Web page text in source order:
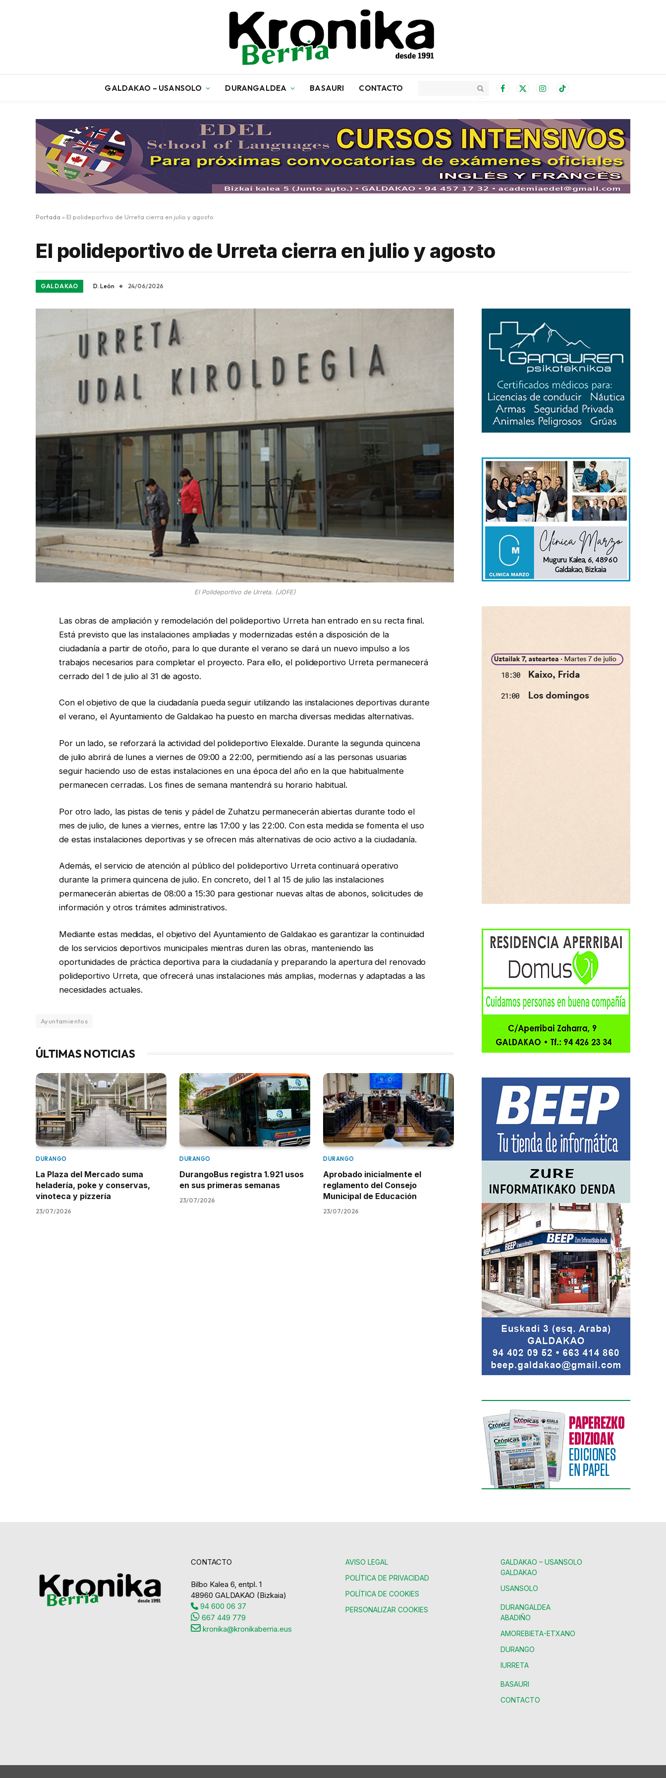
GALDAKAO – USANSOLO DURANGALDEA BASAURI CONTACTO Facebook
X
InstagramTikTok
Portada » El polideportivo de Urreta cierra en julio y agosto
El polideportivo de Urreta cierra en julio y agosto
GALDAKAO D. León 24/06/2026
El Polideportivo de Urreta. (JOFE)
Las obras de ampliación y remodelación del polideportivo Urreta han entrado en su recta final.
Está previsto que las instalaciones ampliadas y modernizadas estén a disposición de la
ciudadanía a partir de otoño, para lo que durante el verano se dará un nuevo impulso a los
trabajos necesarios para completar el proyecto. Para ello, el polideportivo Urreta permanecerá
cerrado del 1 de julio al 31 de agosto.
Con el objetivo de que la ciudadanía pueda seguir utilizando las instalaciones deportivas durante
el verano, el Ayuntamiento de Galdakao ha puesto en marcha diversas medidas alternativas.
Por un lado, se reforzará la actividad del polideportivo Elexalde. Durante la segunda quincena
de julio abrirá de lunes a viernes de 09:00 a 22:00, permitiendo así a las personas usuarias
seguir haciendo uso de estas instalaciones en una época del año en la que habitualmente
permanecen cerradas. Los fines de semana mantendrá su horario habitual.
Por otro lado, las pistas de tenis y pádel de Zuhatzu permanecerán abiertas durante todo el
mes de julio, de lunes a viernes, entre las 17:00 y las 22:00. Con esta medida se fomenta el uso
de estas instalaciones deportivas y se ofrecen más alternativas de ocio activo a la ciudadanía.
Además, el servicio de atención al público del polideportivo Urreta continuará operativo
durante la primera quincena de julio. En concreto, del 1 al 15 de julio las instalaciones
permanecerán abiertas de 08:00 a 15:30 para gestionar nuevas altas de abonos, solicitudes de
información y otros trámites administrativos.
Mediante estas medidas, el objetivo del Ayuntamiento de Galdakao es garantizar la continuidad
de los servicios deportivos municipales mientras duren las obras, manteniendo las
oportunidades de práctica deportiva para la ciudadanía y preparando la apertura del renovado
polideportivo Urreta, que ofrecerá unas instalaciones más amplias, modernas y adaptadas a las
necesidades actuales.
Ayuntamientos
ÚLTIMAS NOTICIAS
DURANGO
La Plaza del Mercado suma
heladería, poke y conservas,
vinoteca y pizzería
23/07/2026
DURANGO
DurangoBus registra 1.921 usos
en sus primeras semanas
23/07/2026
DURANGO
Aprobado inicialmente el
reglamento del Consejo
Municipal de Educación
23/07/2026
CONTACTO
Bilbo Kalea 6, entpl. 1
48960 GALDAKAO (Bizkaia)
94 600 06 37
667 449 779
kronika@kronikaberria.eus
AVISO LEGAL
POLÍTICA DE PRIVACIDAD
POLÍTICA DE COOKIES
PERSONALIZAR COOKIES
GALDAKAO – USANSOLO
GALDAKAO
USANSOLO
DURANGALDEA
ABADIÑO
AMOREBIETA-ETXANO
DURANGO
IURRETA
BASAURI
CONTACTO